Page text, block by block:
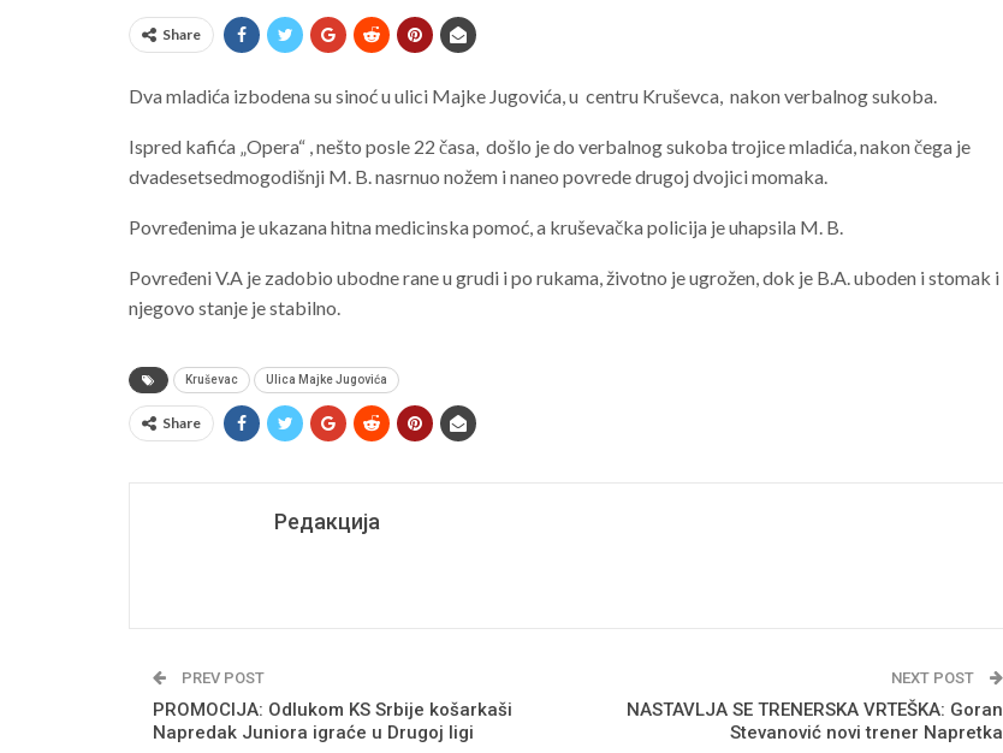
Share
Dva mladića izbodena su sinoć u ulici Majke Jugovića, u centru Kruševca, nakon verbalnog sukoba.
Ispred kafića „Opera“ , nešto posle 22 časa, došlo je do verbalnog sukoba trojice mladića, nakon čega je
dvadesetsedmogodišnji M. B. nasrnuo nožem i naneo povrede drugoj dvojici momaka.
Povređenima je ukazana hitna medicinska pomoć, a kruševačka policija je uhapsila M. B.
Povređeni V.A je zadobio ubodne rane u grudi i po rukama, životno je ugrožen, dok je B.A. uboden i stomak i
njegovo stanje je stabilno.
Kruševac Ulica Majke Jugovića
Share
Редакција
PREV POST
PROMOCIJA: Odlukom KS Srbije košarkaši
Napredak Juniora igraće u Drugoj ligi
NEXT POST
NASTAVLJA SE TRENERSKA VRTEŠKA: Goran
Stevanović novi trener Napretka